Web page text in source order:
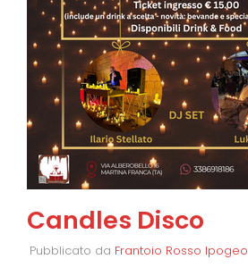
Candles Disco
Pubblicato da Frantoio Rosso Ipogeo